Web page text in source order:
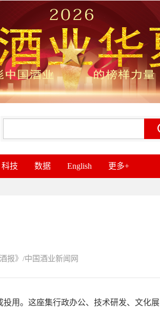
科技 数据 English 更多+
报》/中国酒业新闻网
用。这座集行政办公、技术研发、文化展